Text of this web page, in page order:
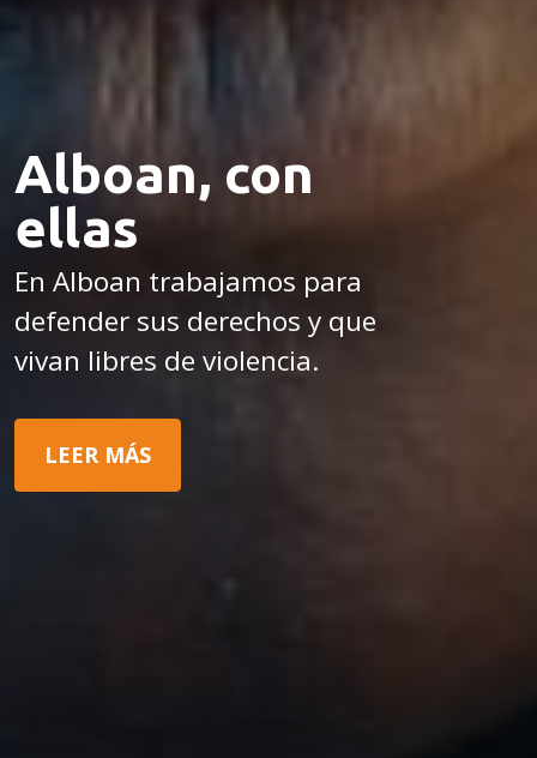
Alboan, con
ellas
En Alboan trabajamos para
defender sus derechos y que
vivan libres de violencia.
LEER MÁS